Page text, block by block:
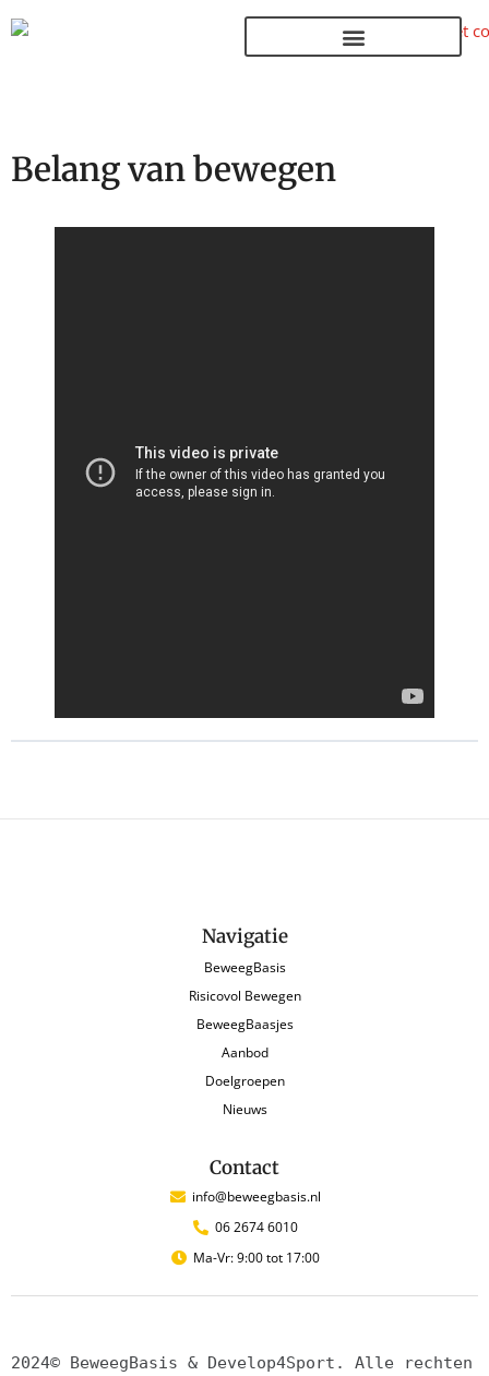
Belang van bewegen
Navigatie
BeweegBasis
Risicovol Bewegen
BeweegBaasjes
Aanbod
Doelgroepen
Nieuws
Contact
info@beweegbasis.nl
06 2674 6010
Ma-Vr: 9:00 tot 17:00
2024© BeweegBasis & Develop4Sport. Alle rechten